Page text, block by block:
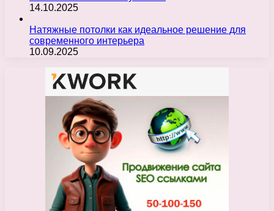
14.10.2025
Натяжные потолки как идеальное решение для
современного интерьера
10.09.2025